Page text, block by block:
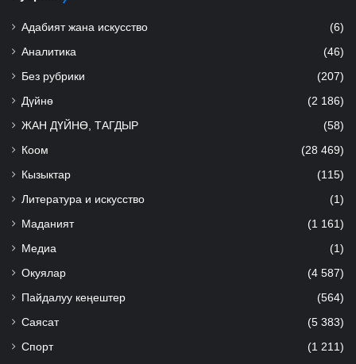
Адабият жана искусство (6)
Аналитика (46)
Без рубрики (207)
Дүйнө (2 186)
ЖАН ДҮЙНӨ, ТАГДЫР (58)
Коом (28 469)
Кызыктар (115)
Литература и искусство (1)
Маданият (1 161)
Медиа (1)
Окуялар (4 587)
Пайдалуу кеңештер (564)
Саясат (5 383)
Спорт (1 211)